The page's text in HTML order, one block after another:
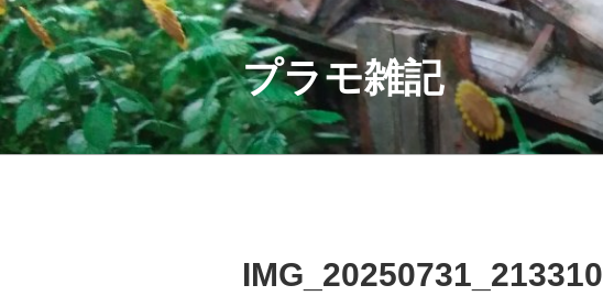
コ
ン
テ
ン
ツ
へ
プラモ雑記
IMG_20250731_213310